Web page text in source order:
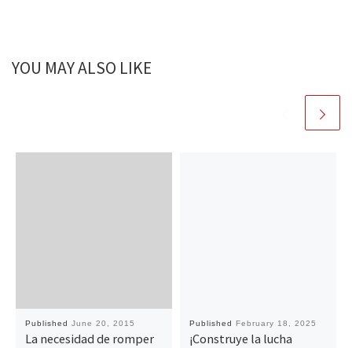
YOU MAY ALSO LIKE
Published June 20, 2015
La necesidad de romper
Published February 18, 2025
¡Construye la lucha